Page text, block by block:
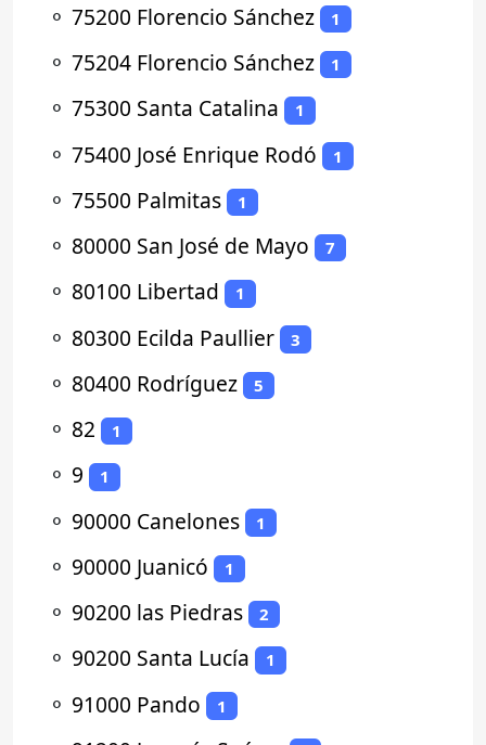
⚬ 75200 Florencio Sánchez 1
⚬ 75204 Florencio Sánchez 1
⚬ 75300 Santa Catalina 1
⚬ 75400 José Enrique Rodó 1
⚬ 75500 Palmitas 1
⚬ 80000 San José de Mayo 7
⚬ 80100 Libertad 1
⚬ 80300 Ecilda Paullier 3
⚬ 80400 Rodríguez 5
⚬ 82 1
⚬ 9 1
⚬ 90000 Canelones 1
⚬ 90000 Juanicó 1
⚬ 90200 las Piedras 2
⚬ 90200 Santa Lucía 1
⚬ 91000 Pando 1